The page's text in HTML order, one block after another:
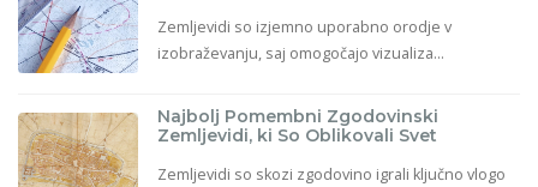
Zemljevidi so izjemno uporabno orodje v
izobraževanju, saj omogočajo vizualiza...
Najbolj Pomembni Zgodovinski
Zemljevidi, ki So Oblikovali Svet
Zemljevidi so skozi zgodovino igrali ključno vlogo